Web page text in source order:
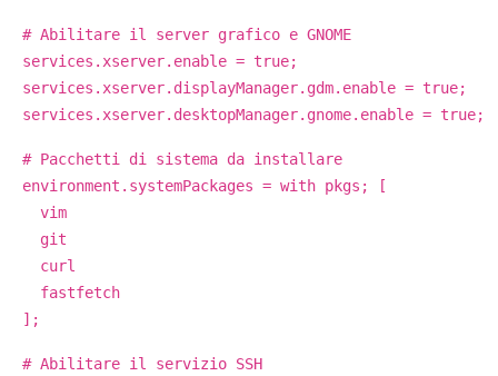
# Abilitare il server grafico e GNOME
services.xserver.enable = true;
services.xserver.displayManager.gdm.enable = true;
services.xserver.desktopManager.gnome.enable = true;
# Pacchetti di sistema da installare
environment.systemPackages = with pkgs; [
vim
git
curl
fastfetch
];
# Abilitare il servizio SSH